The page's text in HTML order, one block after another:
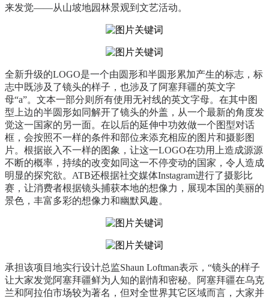
来发觉——从山坡地园林景观到文艺活动。
全新升级的LOGO是一个由圆形和半圆形累加产生的标志，标
志中既涉及了镜头的样子，也涉及了阿塞拜疆的英文字
母“a”。文本一部分则所有使用无衬线的英文字母。在其中图
型上边的半圆形如同解开了镜头的外盖，从一个最新的角度发
觉这一国家的另一面。在以后的延伸中功效做一个图型对话
框，会按照不一样的条件和部位来添充相应的图片和摄影图
片。根据嵌入不一样的图象，让这一LOGO在功用上造成源源
不断的概率，持续的改变如同这一不停变动的国家，令人造成
明显的探究欲。ATB还根据社交媒体Instagram进行了摄影比
赛，让消费者根据镜头捕获本地的想像力，展现本国的美丽的
景色，丰富多彩的想像力和幽默风趣。
承担该项目地实行设计总监Shaun Loftman表示，“镜头的样子
让大家发觉阿塞拜疆鲜为人知的剧情和密秘。阿塞拜疆在乌克
兰和阿拉伯市场较为著名，但对全世界其它区域而言，大家并